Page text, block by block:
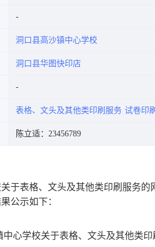
洞口县高沙镇中心学校
洞口县华图快印店
表格、文头及其他类印刷服务 试卷印
陈立适：23456789
于表格、文头及其他类印刷服务的
公示如下：
中心学校关于表格、文头及其他类